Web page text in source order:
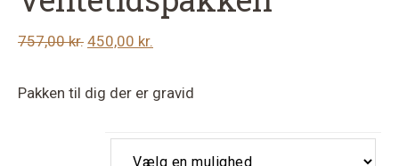
757,00kr. Den
pris
757,00 kr..
450,00 kr.
pris
450,00 kr..
Pakken til dig der er gravid